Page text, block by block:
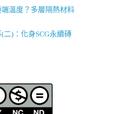
溫度？多層隔熱材料
二)：化身SCG永續磚